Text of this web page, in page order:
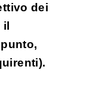
dei
il